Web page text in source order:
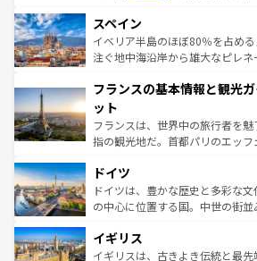
ろん、トスカーナの美しい田園風
景など、自然景観も見逃せない
ピザやパスタなど、絶品のイタ
ませてくれるイタリアで、忘れら
なお、新着のイタリア情報は
しい。
スペイン
イベリア半島のほぼ80％を占め
注ぐ地中海沿岸から雄大なピレ
文化が根付くこの国では、情熱的
れる闘牛、そして美味しいタパス
る。首都マドリードの洗練され
アートに溢れた街角から、地方
せる。地方によって風土や気候が
性で訪れる
ンテンツ一覧を参照してほしい。
フランスの基本情報と観光
ット
フランスは、世界中の旅行者を
指の観光地だ。首都パリのエッ
で、幅広い魅力が詰まっている。
聖堂、美しいビーチ、そして豊
から魅了する。また、フランス
いる。シャンパンの発祥地である
香り高いラベンダー畑など、多
ドイツ
ドイツは、豊かな歴史と多彩な
の中心に位置する国。中世の街
顔を持つこの国は、どこを歩いて
ルリンの文化的活気、バイエル
イギリス
イギリスは、古きよき伝統と最